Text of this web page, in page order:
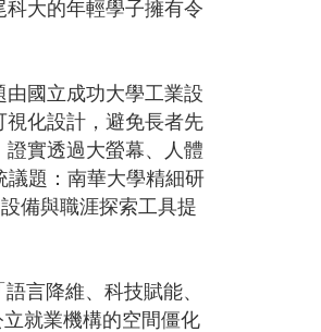
大的年輕學子擁有令
國立成功大學工業設
化設計，避免長者先
實透過大螢幕、人體
議題：南華大學精細研
備與職涯探索工具提
言降維、科技賦能、
就業機構的空間僵化